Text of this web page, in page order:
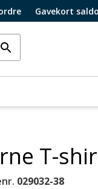
Gavekort saldo
T-
029032-38